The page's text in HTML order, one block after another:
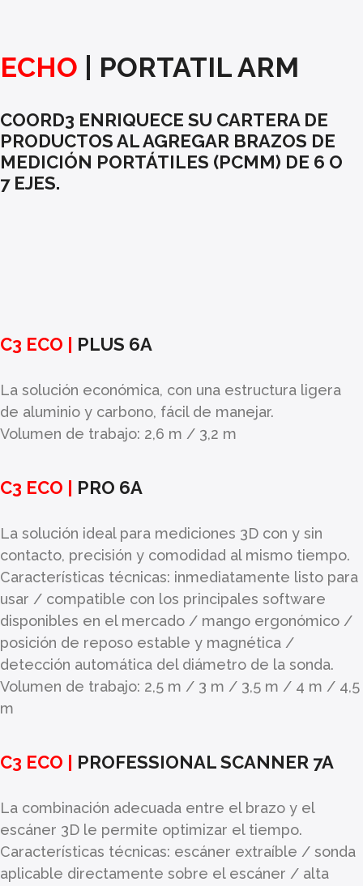
ECHO | PORTATIL ARM
COORD3 ENRIQUECE SU CARTERA DE
PRODUCTOS AL AGREGAR BRAZOS DE
MEDICIÓN PORTÁTILES (PCMM) DE 6 O
7 EJES.
C3 ECO | PLUS 6A
La solución económica, con una estructura ligera
de aluminio y carbono, fácil de manejar.
Volumen de trabajo: 2,6 m / 3,2 m
C3 ECO | PRO 6A
La solución ideal para mediciones 3D con y sin
contacto, precisión y comodidad al mismo tiempo.
Características técnicas: inmediatamente listo para
usar / compatible con los principales software
disponibles en el mercado / mango ergonómico /
posición de reposo estable y magnética /
detección automática del diámetro de la sonda.
Volumen de trabajo: 2,5 m / 3 m / 3,5 m / 4 m / 4,5
m
C3 ECO | PROFESSIONAL SCANNER 7A
La combinación adecuada entre el brazo y el
escáner 3D le permite optimizar el tiempo.
Características técnicas: escáner extraíble / sonda
aplicable directamente sobre el escáner / alta